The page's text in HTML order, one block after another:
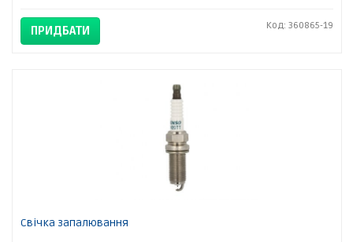
ПРИДБАТИ Код: 360865-19
Свічка запалювання